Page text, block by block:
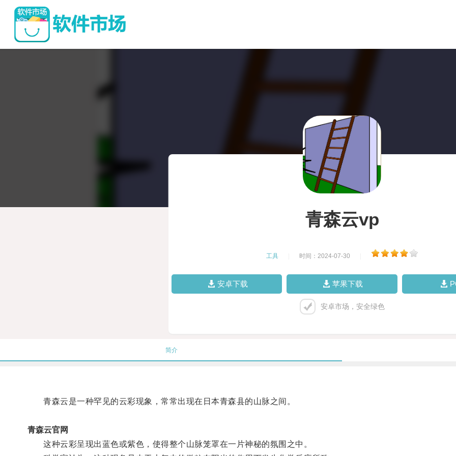
青森云vp
工具 时间：2024-07-30
安卓下载 苹果下载
安卓市场，安全绿色
简介
青森云是一种罕见的云彩现象，常常出现在日本青森县的山脉之间。
青森云官网
这种云彩呈现出蓝色或紫色，使得整个山脉笼罩在一片神秘的氛围之中。